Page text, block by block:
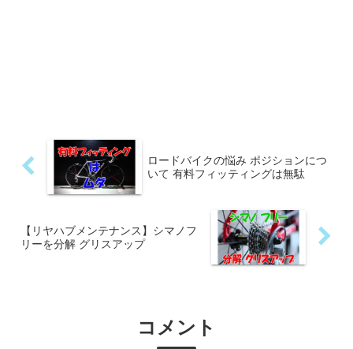
ロードバイクの悩み ポジションにつ
いて 有料フィッティングは無駄
【リヤハブメンテナンス】シマノフ
リーを分解 グリスアップ
コメント